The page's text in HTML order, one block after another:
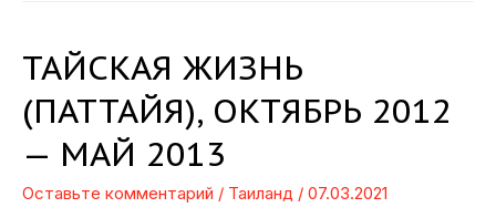
ТАЙСКАЯ ЖИЗНЬ
(ПАТТАЙЯ), ОКТЯБРЬ 2012
— МАЙ 2013
Оставьте комментарий / Таиланд / 07.03.2021